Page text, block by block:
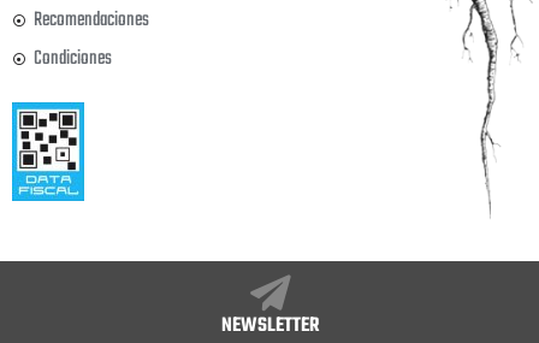
Recomendaciones
Condiciones
NEWSLETTER